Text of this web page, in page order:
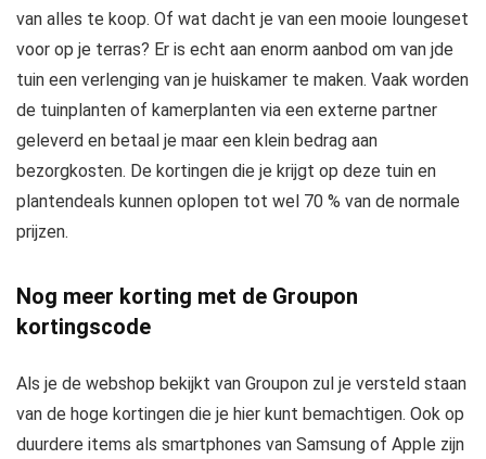
van alles te koop. Of wat dacht je van een mooie loungeset
voor op je terras? Er is echt aan enorm aanbod om van jde
tuin een verlenging van je huiskamer te maken. Vaak worden
de tuinplanten of kamerplanten via een externe partner
geleverd en betaal je maar een klein bedrag aan
bezorgkosten. De kortingen die je krijgt op deze tuin en
plantendeals kunnen oplopen tot wel 70 % van de normale
prijzen.
Nog meer korting met de Groupon
kortingscode
Als je de webshop bekijkt van Groupon zul je versteld staan
van de hoge kortingen die je hier kunt bemachtigen. Ook op
duurdere items als smartphones van Samsung of Apple zijn